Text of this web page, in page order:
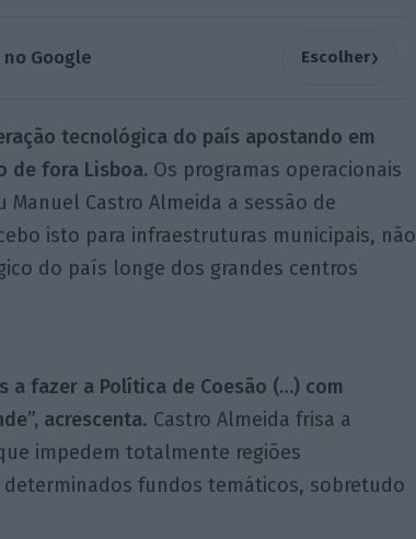
Google Escolher›
tecnológica do país apostando em
de fora Lisboa. Os programas operacionais
Castro Almeida a sessão de
isto para infraestruturas municipais, não
do país longe dos grandes centros
a fazer a Política de Coesão (…) com
acrescenta. Castro Almeida frisa a
impedem totalmente regiões
fundos temáticos, sobretudo